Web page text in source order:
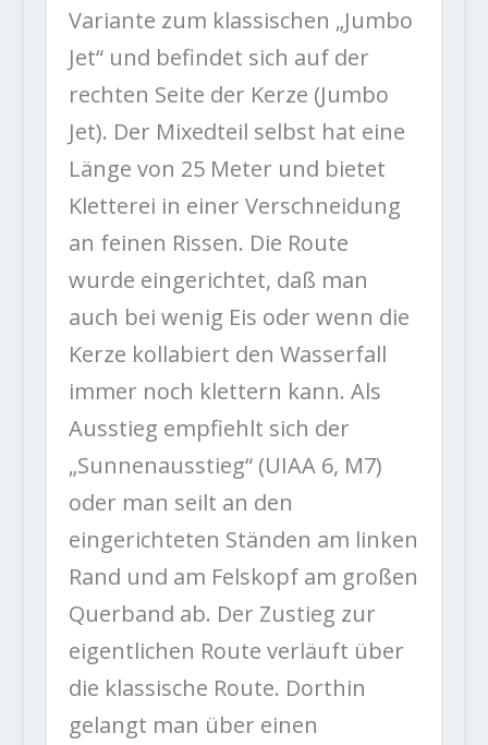
Variante zum klassischen „Jumbo
Jet“ und befindet sich auf der
rechten Seite der Kerze (Jumbo
Jet). Der Mixedteil selbst hat eine
Länge von 25 Meter und bietet
Kletterei in einer Verschneidung
an feinen Rissen. Die Route
wurde eingerichtet, daß man
auch bei wenig Eis oder wenn die
Kerze kollabiert den Wasserfall
immer noch klettern kann. Als
Ausstieg empfiehlt sich der
„Sunnenausstieg“ (UIAA 6, M7)
oder man seilt an den
eingerichteten Ständen am linken
Rand und am Felskopf am großen
Querband ab. Der Zustieg zur
eigentlichen Route verläuft über
die klassische Route. Dorthin
gelangt man über einen